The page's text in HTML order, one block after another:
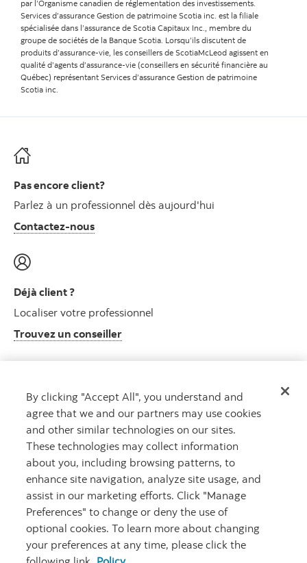
par l’Organisme canadien de réglementation des investissements.
Services d’assurance Gestion de patrimoine Scotia inc. est la filiale
spécialisée dans l’assurance de Scotia Capitaux Inc., membre du
groupe de sociétés de la Banque Scotia. Lorsqu’ils discutent de
produits d’assurance-vie, les conseillers de ScotiaMcLeod agissent en
qualité d’agents d’assurance-vie (conseillers en sécurité financière au
Québec) représentant Services d’assurance Gestion de patrimoine
Scotia inc.
Pas encore client?
Parlez à un professionnel dès aujourd'hui
Contactez-nous
Déjà client ?
Localiser votre professionnel
Trouvez un conseiller
Centre de ressources clients
Informations sur le plan et autres
Visitez le centre de ressources clients
By clicking "Accept All", you understand and
agree that we and our partners may use cookies
and other similar technologies on our sites.
These technologies may collect information
about you, including browsing patterns, to
enhance site navigation, analyze site usage, and
assist in our marketing efforts. Click "Manage
Preferences" to change or deny the use of
optional cookies. To learn more about changing
your preferences at any time, please click the